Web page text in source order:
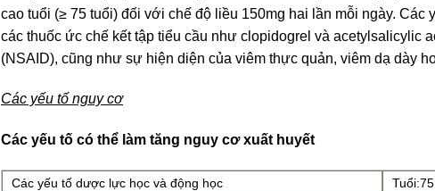
cao tuổi (≥ 75 tuổi) đối với chế độ liều 150mg hai lần mỗi ngày.
các thuốc ức chế kết tập tiểu cầu như clopidogrel và acetylsalicylic
(NSAID), cũng như sự hiện diện của viêm thực quản, viêm dạ dày
Các yếu tố nguy cơ
Các yếu tố có thể làm tăng nguy cơ xuất huyết
Các yếu tố dược lực học và động học